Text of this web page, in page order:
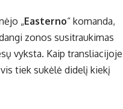
„Easterno“ komanda,
zonos susitraukimas
vyksta. Kaip transliacijoje
tiek sukėlė didelį kiekį